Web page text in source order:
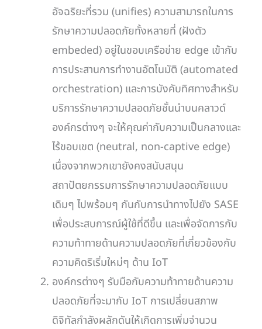
อัจฉริยะที่รวม (unifies) ความสามารถในการ
รักษาความปลอดภัยทั้งหลายที่ (ฝังตัว
embeded) อยู่ในขอบเครือข่าย edge เข้ากับ
การประสานการทำงานอัตโนมัติ (automated
orchestration) และการบังคับทิศทางสำหรับ
บริการรักษาความปลอดภัยชั้นนำบนคลาวด์
องค์กรต่างๆ จะให้คุณค่ากับความเป็นกลางและ
ไร้ขอบเขต (neutral, non-captive edge)
เนื่องจากพวกเขายังคงสนับสนุน
สถาปัตยกรรมการรักษาความปลอดภัยแบบ
เดิมๆ ไปพร้อมๆ กันกับการนำทางไปยัง SASE
เพื่อประสบการณ์ผู้ใช้ที่ดีขึ้น และเพื่อจัดการกับ
ความท้าทายด้านความปลอดภัยที่เกี่ยวข้องกับ
ความคิดริเริ่มใหม่ๆ ด้าน IoT
องค์กรต่างๆ รับมือกับความท้าทายด้านความ
ปลอดภัยที่จะมากับ IoT การเปลี่ยนสภาพ
ดิจิทัลกำลังผลักดันให้เกิดการเพิ่มจำนวน